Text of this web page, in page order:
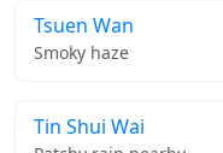
Tsuen Wan
Smoky haze
Tin Shui Wai